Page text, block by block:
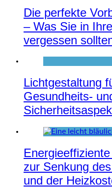
Die perfekte
– Was Sie in
vergessen
Lichtgestaltung
Gesundheits-
zur Senkung
und der